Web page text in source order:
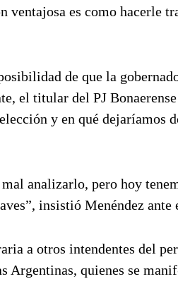
es como hacerle
de que la
el titular del PJ
y en qué dejaríamos
analizarlo, pero hoy
insistió Menéndez ante
a otros intendentes del
Argentinas, quienes se